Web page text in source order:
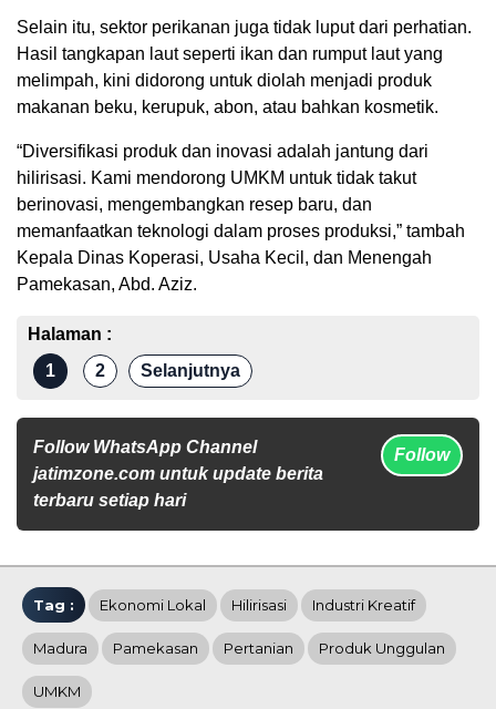
Selain itu, sektor perikanan juga tidak luput dari perhatian.
Hasil tangkapan laut seperti ikan dan rumput laut yang
melimpah, kini didorong untuk diolah menjadi produk
makanan beku, kerupuk, abon, atau bahkan kosmetik.
“Diversifikasi produk dan inovasi adalah jantung dari
hilirisasi. Kami mendorong UMKM untuk tidak takut
berinovasi, mengembangkan resep baru, dan
memanfaatkan teknologi dalam proses produksi,” tambah
Kepala Dinas Koperasi, Usaha Kecil, dan Menengah
Pamekasan, Abd. Aziz.
Halaman :
1
2 Selanjutnya
Follow WhatsApp Channel
jatimzone.com untuk update berita
terbaru setiap hari
Follow
Tag : Ekonomi Lokal Hilirisasi Industri Kreatif
Madura Pamekasan Pertanian Produk Unggulan
UMKM